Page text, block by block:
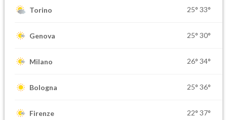
Torino 25° 33°
Genova 25° 30°
Milano 26° 34°
Bologna 25° 36°
Firenze 22° 37°